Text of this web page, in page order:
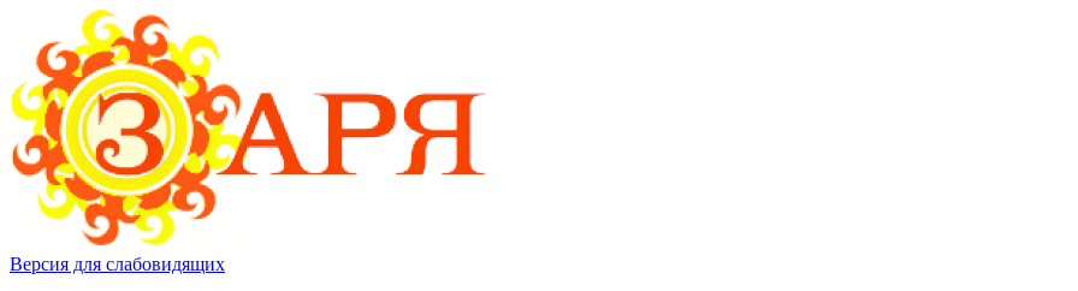
Версия для слабовидящих